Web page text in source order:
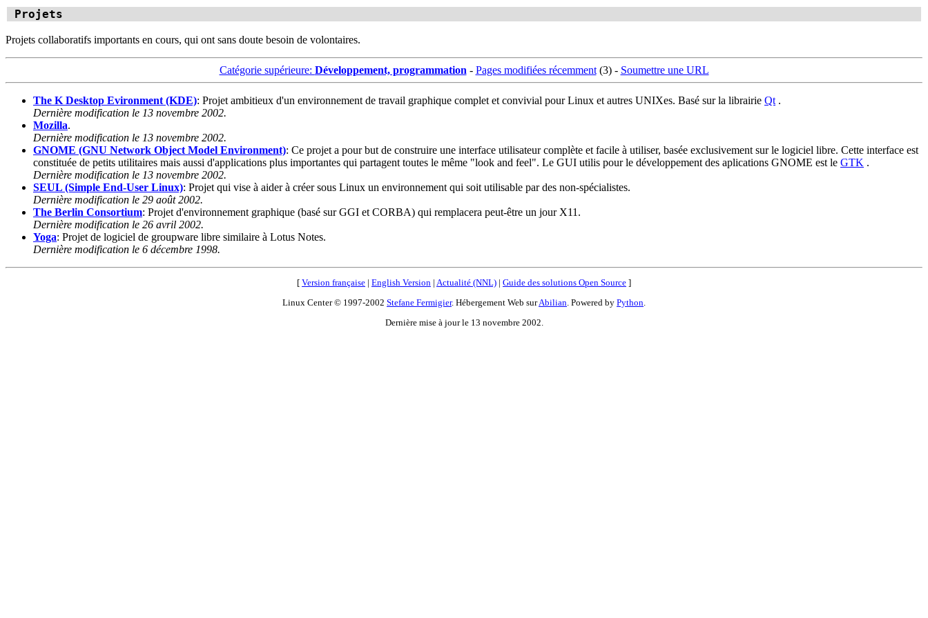
Projets
Projets collaboratifs importants en cours, qui ont sans doute besoin de volontaires.
Catégorie supérieure: Développement, programmation - Pages modifiées récemment(3) - Soumettre une URL
The K Desktop Evironment (KDE): Projet ambitieux d'un environnement de travail graphique complet et convivial pour Linux et autres UNIXes. Basé sur la librairie Qt .
Dernière modification le 13 novembre 2002.
Mozilla.
Dernière modification le 13 novembre 2002.
GNOME (GNU Network Object Model Environment): Ce projet a pour but de construire une interface utilisateur complète et facile à utiliser, basée exclusivement sur le logiciel libre. Cette interface est
constituée de petits utilitaires mais aussi d'applications plus importantes qui partagent toutes le même "look and feel". Le GUI utilis pour le développement des aplications GNOME est le GTK .
Dernière modification le 13 novembre 2002.
SEUL (Simple End-User Linux): Projet qui vise à aider à créer sous Linux un environnement qui soit utilisable par des non-spécialistes.
Dernière modification le 29 août 2002.
The Berlin Consortium: Projet d'environnement graphique (basé sur GGI et CORBA) qui remplacera peut-être un jour X11.
Dernière modification le 26 avril 2002.
Yoga: Projet de logiciel de groupware libre similaire à Lotus Notes.
Dernière modification le 6 décembre 1998.
[ Version française | English Version | Actualité (NNL) | Guide des solutions Open Source ]
Linux Center © 1997-2002 Stefane Fermigier. Hébergement Web surAbilian. Powered by Python.
Dernière mise à jour le 13 novembre 2002.